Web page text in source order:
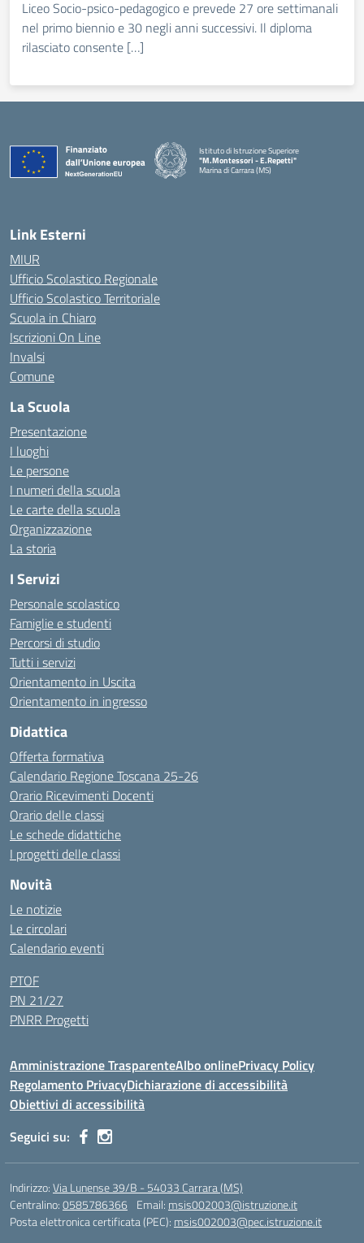
Liceo Socio-psico-pedagogico e prevede 27 ore settimanali
nel primo biennio e 30 negli anni successivi. Il diploma
rilasciato consente […]
Istituto di Istruzione Superiore
"M.Montessori - E.Repetti"
Marina di Carrara (MS)
Link Esterni
MIUR
Ufficio Scolastico Regionale
Ufficio Scolastico Territoriale
Scuola in Chiaro
Iscrizioni On Line
Invalsi
Comune
La Scuola
Presentazione
I luoghi
Le persone
I numeri della scuola
Le carte della scuola
Organizzazione
La storia
I Servizi
Personale scolastico
Famiglie e studenti
Percorsi di studio
Tutti i servizi
Orientamento in Uscita
Orientamento in ingresso
Didattica
Offerta formativa
Calendario Regione Toscana 25-26
Orario Ricevimenti Docenti
Orario delle classi
Le schede didattiche
I progetti delle classi
Novità
Le notizie
Le circolari
Calendario eventi
PTOF
PN 21/27
PNRR Progetti
Amministrazione TrasparenteAlbo onlinePrivacy Policy
Regolamento PrivacyDichiarazione di accessibilità
Obiettivi di accessibilità
Seguici su:
Indirizzo:Via Lunense 39/B - 54033 Carrara (MS)
Centralino:0585786366 Email: msis002003@istruzione.it
Posta elettronica certificata (PEC): msis002003@pec.istruzione.it